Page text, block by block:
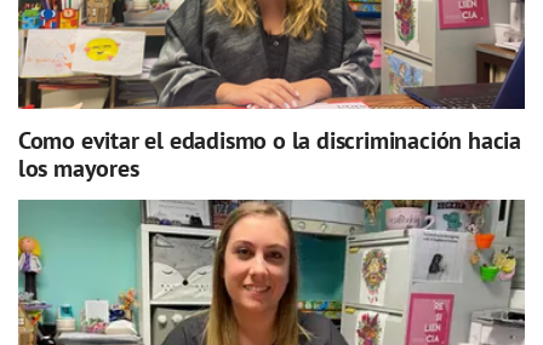
Como evitar el edadismo o la discriminación hacia
los mayores